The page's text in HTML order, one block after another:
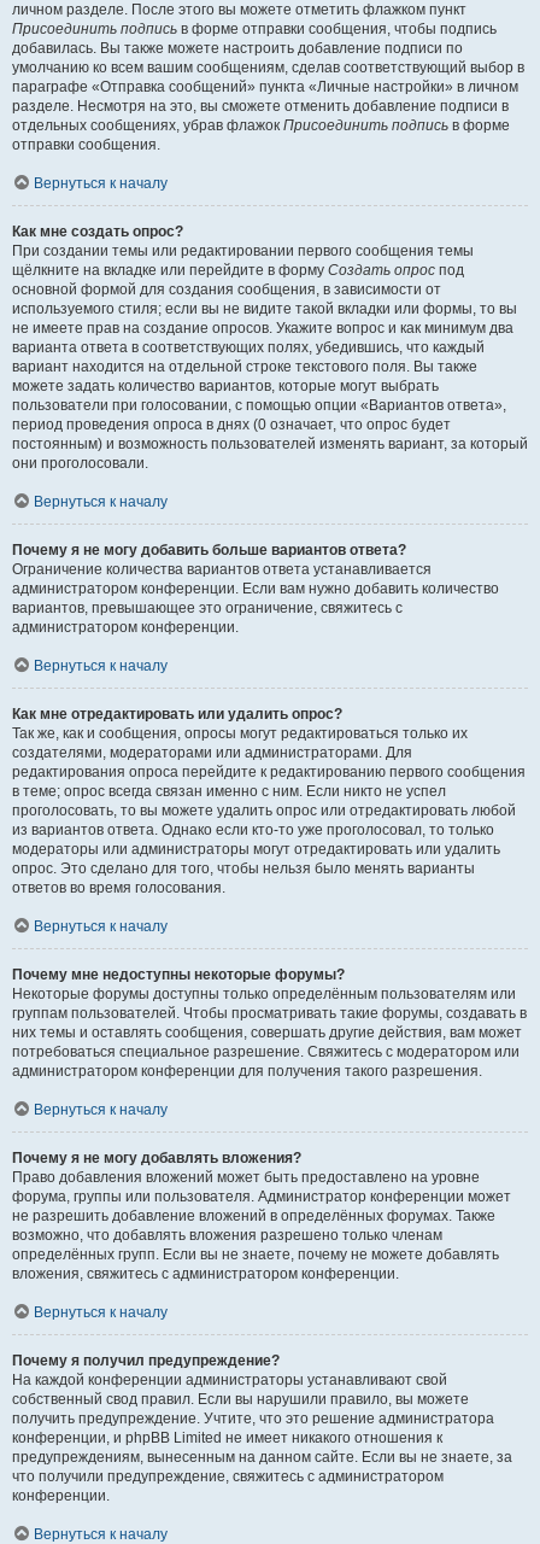
личном разделе. После этого вы можете отметить флажком пункт
Присоединить подпись в форме отправки сообщения, чтобы подпись
добавилась. Вы также можете настроить добавление подписи по
умолчанию ко всем вашим сообщениям, сделав соответствующий выбор в
параграфе «Отправка сообщений» пункта «Личные настройки» в личном
разделе. Несмотря на это, вы сможете отменить добавление подписи в
отдельных сообщениях, убрав флажок Присоединить подпись в форме
отправки сообщения.
Вернуться к началу
Как мне создать опрос?
При создании темы или редактировании первого сообщения темы
щёлкните на вкладке или перейдите в форму Создать опрос под
основной формой для создания сообщения, в зависимости от
используемого стиля; если вы не видите такой вкладки или формы, то вы
не имеете прав на создание опросов. Укажите вопрос и как минимум два
варианта ответа в соответствующих полях, убедившись, что каждый
вариант находится на отдельной строке текстового поля. Вы также
можете задать количество вариантов, которые могут выбрать
пользователи при голосовании, с помощью опции «Вариантов ответа»,
период проведения опроса в днях (0 означает, что опрос будет
постоянным) и возможность пользователей изменять вариант, за который
они проголосовали.
Вернуться к началу
Почему я не могу добавить больше вариантов ответа?
Ограничение количества вариантов ответа устанавливается
администратором конференции. Если вам нужно добавить количество
вариантов, превышающее это ограничение, свяжитесь с
администратором конференции.
Вернуться к началу
Как мне отредактировать или удалить опрос?
Так же, как и сообщения, опросы могут редактироваться только их
создателями, модераторами или администраторами. Для
редактирования опроса перейдите к редактированию первого сообщения
в теме; опрос всегда связан именно с ним. Если никто не успел
проголосовать, то вы можете удалить опрос или отредактировать любой
из вариантов ответа. Однако если кто-то уже проголосовал, то только
модераторы или администраторы могут отредактировать или удалить
опрос. Это сделано для того, чтобы нельзя было менять варианты
ответов во время голосования.
Вернуться к началу
Почему мне недоступны некоторые форумы?
Некоторые форумы доступны только определённым пользователям или
группам пользователей. Чтобы просматривать такие форумы, создавать в
них темы и оставлять сообщения, совершать другие действия, вам может
потребоваться специальное разрешение. Свяжитесь с модератором или
администратором конференции для получения такого разрешения.
Вернуться к началу
Почему я не могу добавлять вложения?
Право добавления вложений может быть предоставлено на уровне
форума, группы или пользователя. Администратор конференции может
не разрешить добавление вложений в определённых форумах. Также
возможно, что добавлять вложения разрешено только членам
определённых групп. Если вы не знаете, почему не можете добавлять
вложения, свяжитесь с администратором конференции.
Вернуться к началу
Почему я получил предупреждение?
На каждой конференции администраторы устанавливают свой
собственный свод правил. Если вы нарушили правило, вы можете
получить предупреждение. Учтите, что это решение администратора
конференции, и phpBB Limited не имеет никакого отношения к
предупреждениям, вынесенным на данном сайте. Если вы не знаете, за
что получили предупреждение, свяжитесь с администратором
конференции.
Вернуться к началу